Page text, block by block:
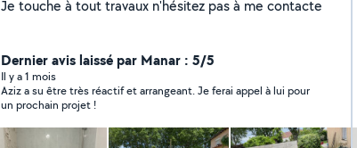
Je touche à tout travaux n'hésitez pas à me contacte
Dernier avis laissé par Manar : 5/5
Il y a 1 mois
Aziz a su être très réactif et arrangeant. Je ferai appel à lui pour
un prochain projet !